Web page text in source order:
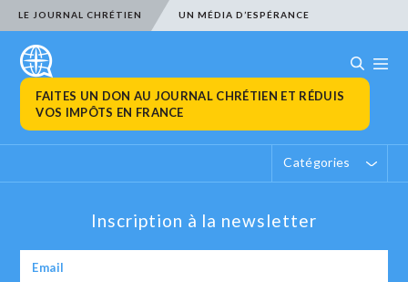
LE JOURNAL CHRÉTIEN UN MÉDIA D’ESPÉRANCE
FAITES UN DON AU JOURNAL CHRÉTIEN ET RÉDUIS
VOS IMPÔTS EN FRANCE
Catégories
Inscription à la newsletter